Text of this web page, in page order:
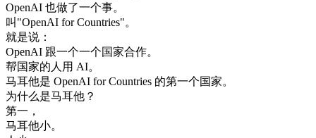
OpenAI 也做了一个事。
叫 "OpenAI for Countries"。
就是说 ：
OpenAI 跟一个一个国家合作。
帮国家的人用 AI。
马耳他是 OpenAI for Countries 的第一个国家。
为什么是马耳他 ？
第一 ，
马耳他小。